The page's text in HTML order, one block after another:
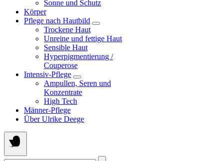
Sonne und Schutz
Körper
Pflege nach Hautbild
Trockene Haut
Unreine und fettige Haut
Sensible Haut
Hyperpigmentierung /
Couperose
Intensiv-Pflege
Ampullen, Seren und
Konzentrate
High Tech
Männer-Pflege
Über Ulrike Deege